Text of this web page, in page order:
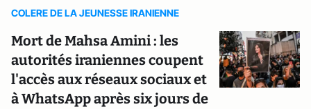
COLERE DE LA JEUNESSE IRANIENNE
Mort de Mahsa Amini : les
autorités iraniennes coupent
l'accès aux réseaux sociaux et
à WhatsApp après six jours de